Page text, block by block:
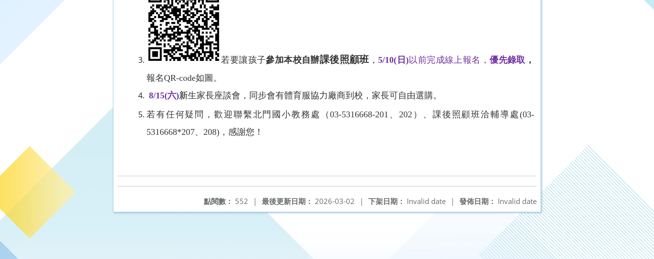
若要讓孩子參加本校自辦課後照顧班，5/10( 日)以前完成線上報名，優先錄取 ，
報名QR-code如圖。
8/15(六)新生家長座談會，同步會有體育服協力廠商到校，家長可自由選購。
若有任何疑問，歡迎聯繫北門國小教務處（03-5316668-201 、202 ）、課後照顧班洽輔導處(03-
5316668*207、 208) ，感謝您！
發佈日期： Invalid date
下架日期： Invalid date |
最後更新日期： 2026-03-02 |
點閱數： 552 |